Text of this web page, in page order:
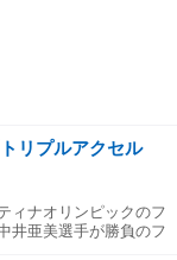
めた人も増えたこと
さんの方がスケート
もっともっと素晴ら
次の4年間、どん
や笑顔をみなさんに
らいいなと思った。4
ダル以上のメダルを
年一年大切に過ごし
れているので……」
れているのが、二人
はありません。璃来
しさと、それを受け止
声が上がっています
ファンにとって最高
ちろん、二人の関係
込んで願ってしまう
て「考える時間」が必
互いに誠実であること
。 ■中井が小学生の
で輝くことを願ってい
アクセル〟を着氷し
を流しました。 最終
誕生！歴史を変える銅
にあたっていたコーチ
挙を称えます。 ■中
フィギュアスケートで
」 ■中井が小学生のこ
？)素直におめでとう。
リプルアクセル
ィナオリンピックのフ
井亜美選手が勝負のフ